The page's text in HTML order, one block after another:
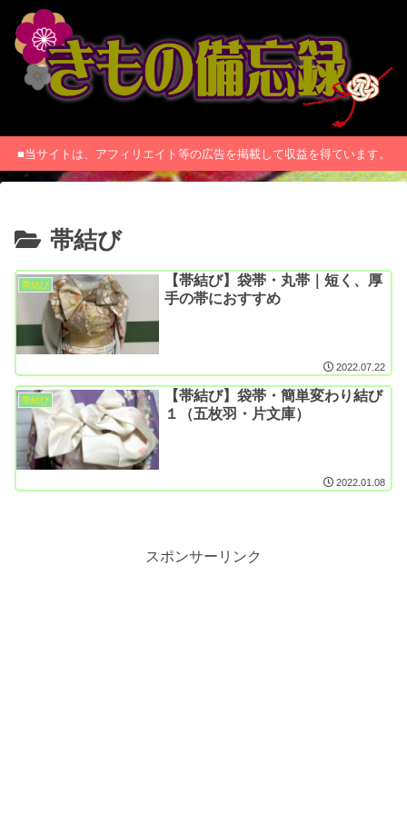
■当サイトは、アフィリエイト等の広告を掲載して収益を得ています。
帯結び
帯結び
【帯結び】袋帯・丸帯｜短く、厚
手の帯におすすめ
2022.07.22
帯結び
【帯結び】袋帯・簡単変わり結び
１（五枚羽・片文庫）
2022.01.08
スポンサーリンク